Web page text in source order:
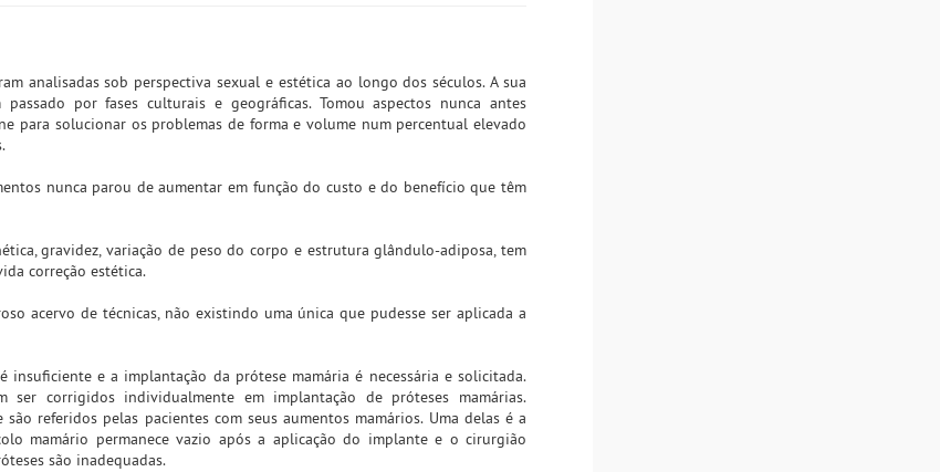
analisadas sob perspectiva sexual e estética ao longo dos séculos. A sua
por fases culturais e geográficas. Tomou aspectos nunca antes
para solucionar os problemas de forma e volume num percentual elevado
nunca parou de aumentar em função do custo e do benefício que têm
gravidez, variação de peso do corpo e estrutura glândulo-adiposa, tem
correção estética.
acervo de técnicas, não existindo uma única que pudesse ser aplicada a
e a implantação da prótese mamária é necessária e solicitada.
corrigidos individualmente em implantação de próteses mamárias.
referidos pelas pacientes com seus aumentos mamários. Uma delas é a
mamário permanece vazio após a aplicação do implante e o cirurgião
são inadequadas.